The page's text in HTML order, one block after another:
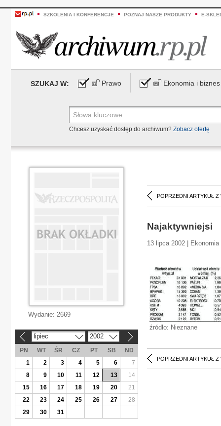
SZKOLENIA I KONFERENCJE POZNAJ NASZE PRODUKTY E-
SZUKAJ W: Prawo Ekonomia i biznes
Chcesz uzyskać dostęp do archiwum? Zobacz ofertę
POPRZEDNI ARTYKUŁ Z
Najaktywniejsi
13 lipca 2002 | Ekonomia
źródło: Nieznane
POPRZEDNI ARTYKUŁ Z
Wydanie: 2669
lipiec 2002
PN WT ŚR CZ PT SB
ND
1
2 3 4 5 6
7
8
9 10 11 12 13
14
15
16 17 18 19 20
21
22
23 24 25 26 27
28
29
30 31